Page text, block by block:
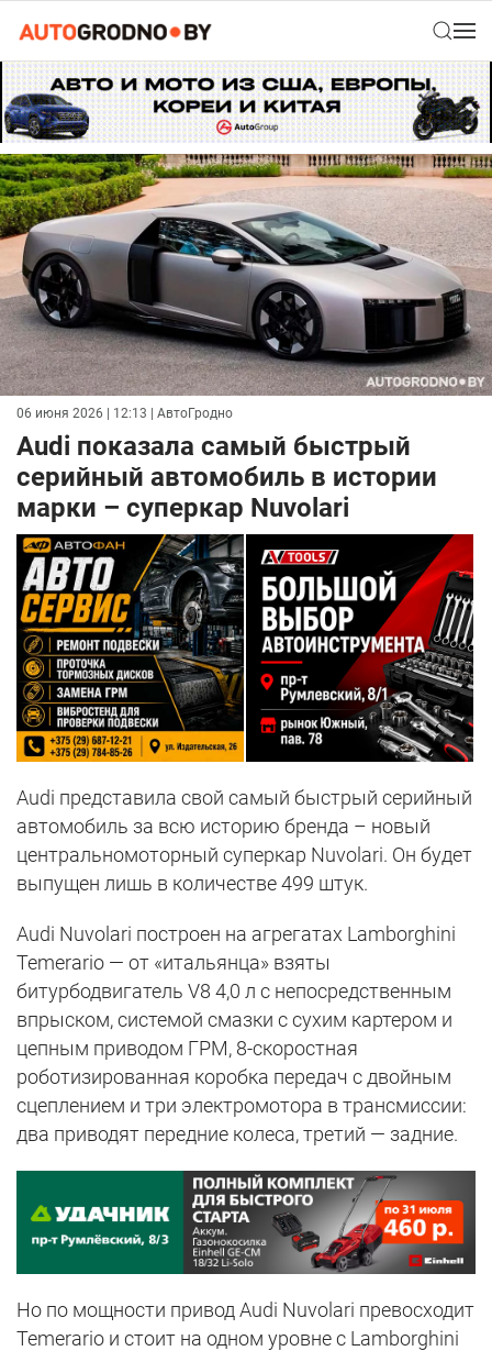
06 июня 2026 | 12:13 | АвтоГродно
Audi показала самый быстрый
серийный автомобиль в истории
марки – суперкар Nuvolari
Audi представила свой самый быстрый серийный
автомобиль за всю историю бренда – новый
центральномоторный суперкар Nuvolari. Он будет
выпущен лишь в количестве 499 штук.
Audi Nuvolari построен на агрегатах Lamborghini
Temerario — от «итальянца» взяты
битурбодвигатель V8 4,0 л с непосредственным
впрыском, системой смазки с сухим картером и
цепным приводом ГРМ, 8-скоростная
роботизированная коробка передач с двойным
сцеплением и три электромотора в трансмиссии:
два приводят передние колеса, третий — задние.
Но по мощности привод Audi Nuvolari превосходит
Temerario и стоит на одном уровне с Lamborghini